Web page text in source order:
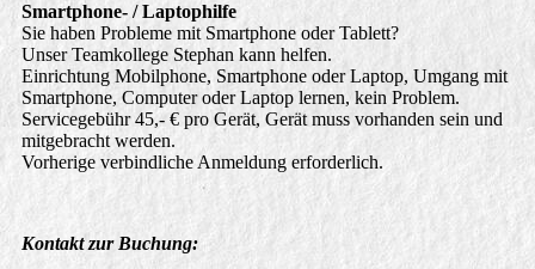
Smartphone- / Laptophilfe
Sie haben Probleme mit Smartphone oder Tablett?
Unser Teamkollege Stephan kann helfen.
Einrichtung Mobilphone, Smartphone oder Laptop, Umgang mit
Smartphone, Computer oder Laptop lernen, kein Problem.
Servicegebühr 45,- € pro Gerät, Gerät muss vorhanden sein und
mitgebracht werden.
Vorherige verbindliche Anmeldung erforderlich.
Kontakt zur Buchung: